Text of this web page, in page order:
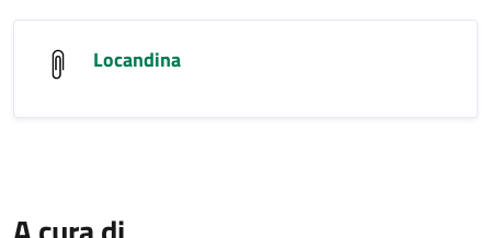
Locandina